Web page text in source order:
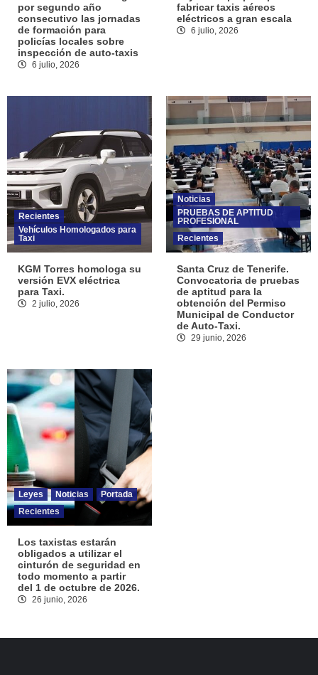
por segundo año
consecutivo las jornadas
de formación para
policías locales sobre
inspección de auto-taxis
6 julio, 2026
fabricar taxis aéreos
eléctricos a gran escala
6 julio, 2026
Recientes
Vehículos Homologados para
Taxi
KGM Torres homologa su
versión EVX eléctrica
para Taxi.
2 julio, 2026
Noticias
PRUEBAS DE APTITUD
PROFESIONAL
Recientes
Santa Cruz de Tenerife.
Convocatoria de pruebas
de aptitud para la
obtención del Permiso
Municipal de Conductor
de Auto-Taxi.
29 junio, 2026
Leyes Noticias
Portada
Recientes
Los taxistas estarán
obligados a utilizar el
cinturón de seguridad en
todo momento a partir
del 1 de octubre de 2026.
26 junio, 2026